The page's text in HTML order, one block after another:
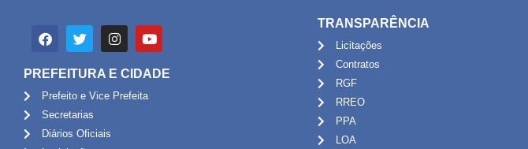
PREFEITURA E CIDADE
Prefeito e Vice Prefeita
Secretarias
Diários Oficiais
TRANSPARÊNCIA
Licitações
Contratos
RGF
RREO
PPA
LOA